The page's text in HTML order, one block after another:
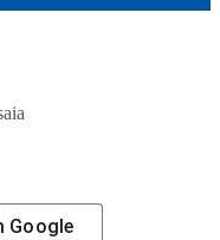
Google